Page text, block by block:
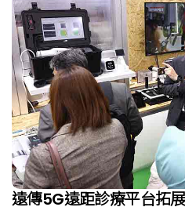
遠傳5G遠距診療平台拓